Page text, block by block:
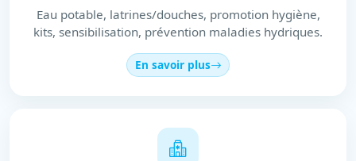
Eau potable, latrines/douches, promotion hygiène,
kits, sensibilisation, prévention maladies hydriques.
En savoir plus